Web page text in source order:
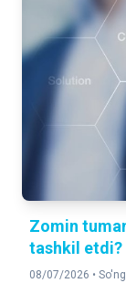
Zomin
tashkil etdi?
08/07/2026 •